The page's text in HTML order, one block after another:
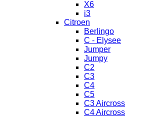
X6
i3
Citroen
Berlingo
C - Elysee
Jumper
Jumpy
C2
C3
C4
C5
C3 Aircross
C4 Aircross